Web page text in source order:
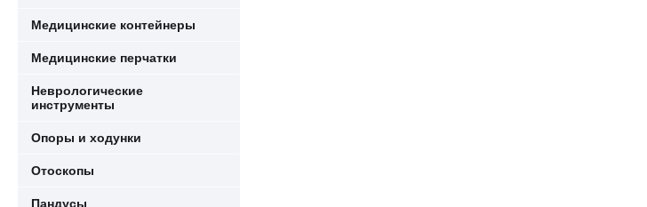
Медицинские контейнеры
Медицинские перчатки
Неврологические
инструменты
Опоры и ходунки
Отоскопы
Пандусы